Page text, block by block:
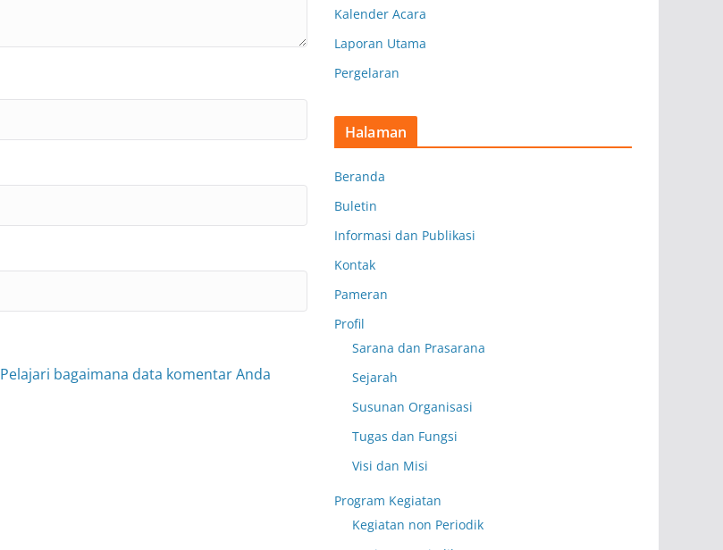
Pelajari bagaimana data komentar Anda
Kalender Acara
Laporan Utama
Pergelaran
Halaman
Beranda
Buletin
Informasi dan Publikasi
Kontak
Pameran
Profil
Sarana dan Prasarana
Sejarah
Susunan Organisasi
Tugas dan Fungsi
Visi dan Misi
Program Kegiatan
Kegiatan non Periodik